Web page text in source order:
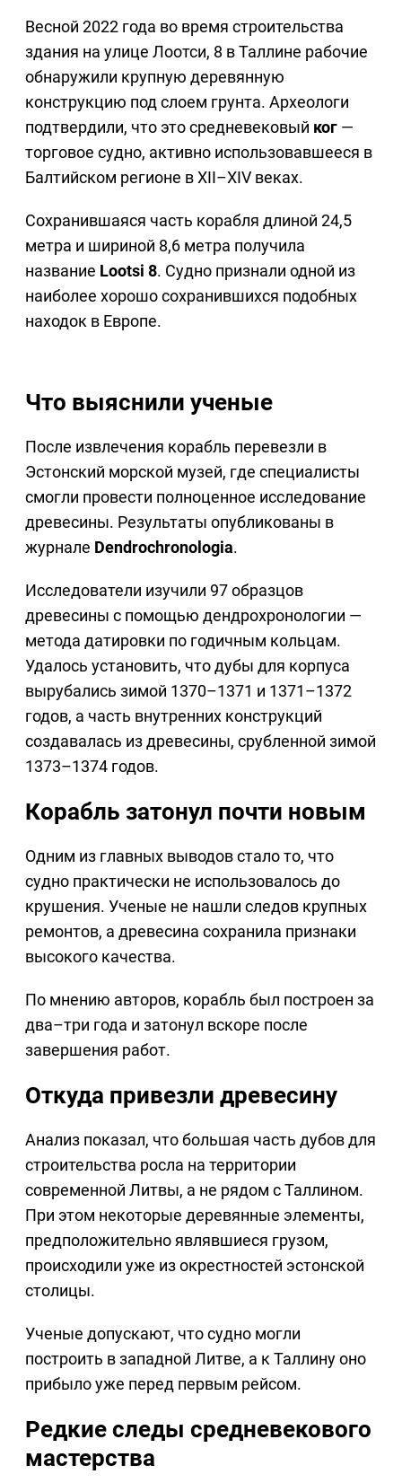
Весной 2022 года во время строительства
здания на улице Лоотси, 8 в Таллине рабочие
обнаружили крупную деревянную
конструкцию под слоем грунта. Археологи
подтвердили, что это средневековый ког —
торговое судно, активно использовавшееся в
Балтийском регионе в XII–XIV веках.
Сохранившаяся часть корабля длиной 24,5
метра и шириной 8,6 метра получила
название Lootsi 8. Судно признали одной из
наиболее хорошо сохранившихся подобных
находок в Европе.
Что выяснили ученые
После извлечения корабль перевезли в
Эстонский морской музей, где специалисты
смогли провести полноценное исследование
древесины. Результаты опубликованы в
журнале Dendrochronologia.
Исследователи изучили 97 образцов
древесины с помощью дендрохронологии —
метода датировки по годичным кольцам.
Удалось установить, что дубы для корпуса
вырубались зимой 1370–1371 и 1371–1372
годов, а часть внутренних конструкций
создавалась из древесины, срубленной зимой
1373–1374 годов.
Корабль затонул почти новым
Одним из главных выводов стало то, что
судно практически не использовалось до
крушения. Ученые не нашли следов крупных
ремонтов, а древесина сохранила признаки
высокого качества.
По мнению авторов, корабль был построен за
два–три года и затонул вскоре после
завершения работ.
Откуда привезли древесину
Анализ показал, что большая часть дубов для
строительства росла на территории
современной Литвы, а не рядом с Таллином.
При этом некоторые деревянные элементы,
предположительно являвшиеся грузом,
происходили уже из окрестностей эстонской
столицы.
Ученые допускают, что судно могли
построить в западной Литве, а к Таллину оно
прибыло уже перед первым рейсом.
Редкие следы средневекового
мастерства